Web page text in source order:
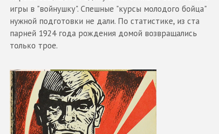
игры в "войнушку". Спешные "курсы молодого бойца"
нужной подготовки не дали. По статистике, из ста
парней 1924 года рождения домой возвращались
только трое.